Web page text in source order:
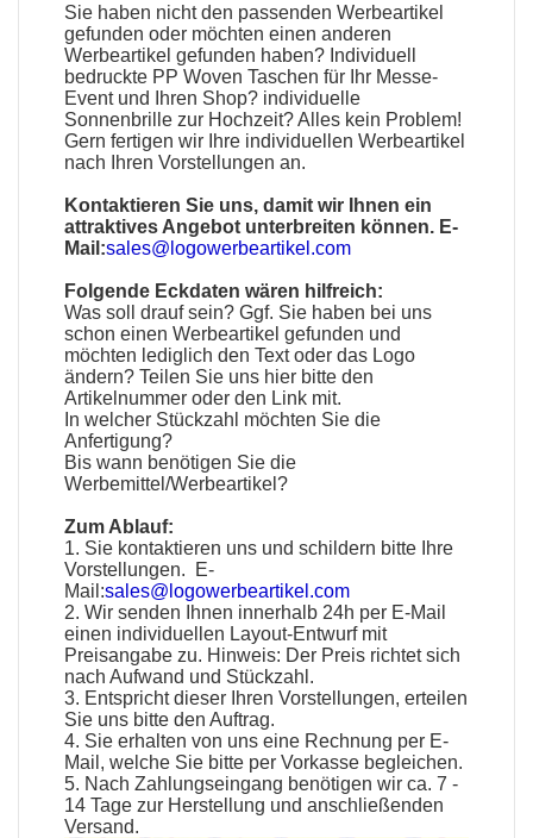
Sie haben nicht den passendenWerbeartikel
gefunden oder möchten einen anderen
Werbeartikel gefunden haben? Individuell
bedruckte PP Woven Taschen für Ihr Messe-
Event und Ihren Shop? individuelle
Sonnenbrille zur Hochzeit? Alles kein Problem!
Gern fertigen wir Ihre individuellen Werbeartikel
nach Ihren Vorstellungen an.
Kontaktieren Sie uns, damit wir Ihnen ein
attraktives Angebot unterbreiten können. E-
Mail:sales@logowerbeartikel.com
Folgende Eckdaten wären hilfreich:
Was soll drauf sein? Ggf. Sie haben bei uns
schon einenWerbeartikel gefunden und
möchten lediglich den Text oder das Logo
ändern? Teilen Sie uns hier bitte den
Artikelnummer oder den Link mit.
In welcher Stückzahl möchten Sie die
Anfertigung?
Bis wann benötigen Sie die
Werbemittel/Werbeartikel?
Zum Ablauf:
1. Sie kontaktieren uns und schildern bitte Ihre
Vorstellungen. E-
Mail:sales@logowerbeartikel.com
2. Wir senden Ihnen innerhalb 24h per E-Mail
einen individuellen Layout-Entwurf mit
Preisangabe zu. Hinweis: Der Preis richtet sich
nach Aufwand und Stückzahl.
3. Entspricht dieser Ihren Vorstellungen, erteilen
Sie uns bitte den Auftrag.
4. Sie erhalten von uns eine Rechnung per E-
Mail, welche Sie bitte per Vorkasse begleichen.
5. Nach Zahlungseingang benötigen wir ca. 7 -
14 Tage zur Herstellung und anschließenden
Versand.